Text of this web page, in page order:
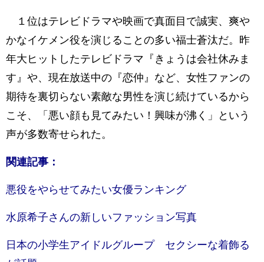
１位はテレビドラマや映画で真面目で誠実、爽や
かなイケメン役を演じることの多い福士蒼汰だ。昨
年大ヒットしたテレビドラマ『きょうは会社休みま
す』や、現在放送中の『恋仲』など、女性ファンの
期待を裏切らない素敵な男性を演じ続けているから
こそ、「悪い顔も見てみたい！興味が沸く」という
声が多数寄せられた。
関連記事：
悪役をやらせてみたい女優ランキング
水原希子さんの新しいファッション写真
日本の小学生アイドルグループ セクシーな着飾る